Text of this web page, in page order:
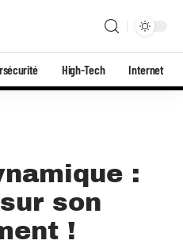
High-Tech Internet
:
son
!